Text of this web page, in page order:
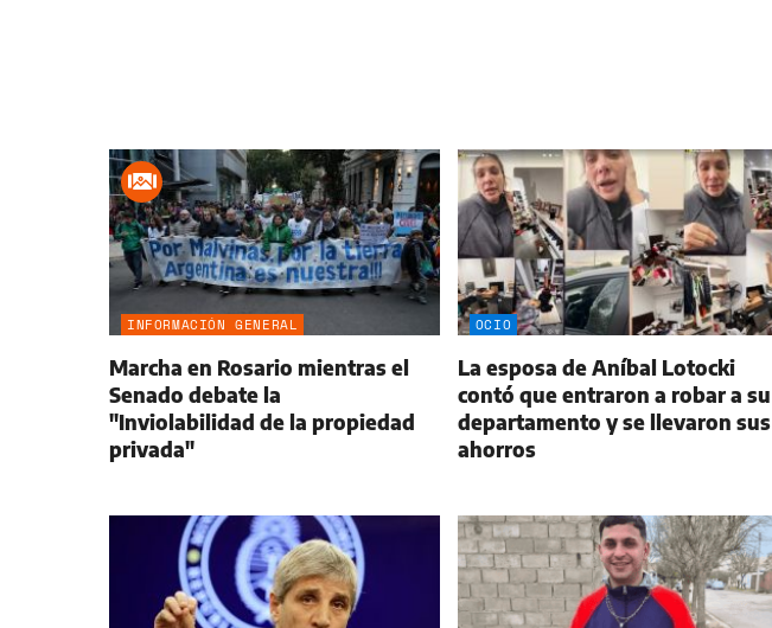
INFORMACIÓN GENERAL
Marcha en Rosario mientras el
Senado debate la
"Inviolabilidad de la propiedad
privada"
OCIO
La esposa de Aníbal Lotocki
contó que entraron a robar a su
departamento y se llevaron sus
ahorros